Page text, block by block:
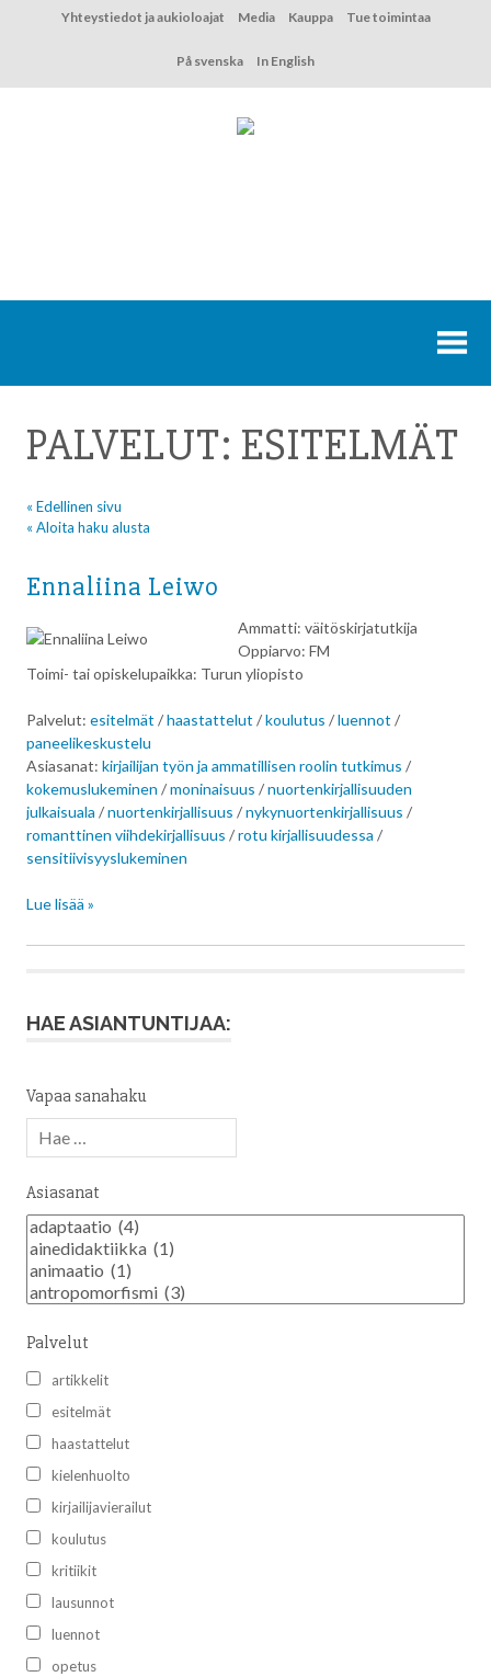
Yhteystiedot ja aukioloajat Media Kauppa Tue toimintaa
På svenska In English
PALVELUT: ESITELMÄT
« Edellinen sivu
« Aloita haku alusta
Ennaliina Leiwo
Ammatti: väitöskirjatutkija
Oppiarvo: FM
Toimi- tai opiskelupaikka: Turun yliopisto
Palvelut: esitelmät /haastattelut /koulutus /luennot /
paneelikeskustelu
Asiasanat: kirjailijan työn ja ammatillisen roolin tutkimus /
kokemuslukeminen /moninaisuus /nuortenkirjallisuuden
julkaisuala /nuortenkirjallisuus /nykynuortenkirjallisuus /
romanttinen viihdekirjallisuus /rotu kirjallisuudessa /
sensitiivisyyslukeminen
Lue lisää »
HAE ASIANTUNTIJAA:
Vapaa sanahaku
Asiasanat
Palvelut
artikkelit
esitelmät
haastattelut
kielenhuolto
kirjailijavierailut
koulutus
kritiikit
lausunnot
luennot
opetus